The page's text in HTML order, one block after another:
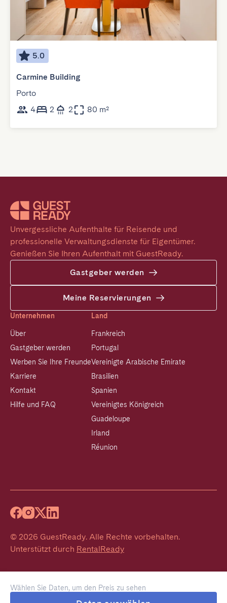
Wählen Sie Daten, um den Preis zu sehen
5.0
Carmine Building
Porto
4
2 2 80 m²
Unvergessliche Aufenthalte für Reisende und
professionelle Verwaltungsdienste für Eigentümer.
Genießen Sie Ihren Aufenthalt mit GuestReady.
Gastgeber werden
Meine Reservierungen
Unternehmen
Über
Gastgeber werden
Werben Sie Ihre Freunde
Karriere
Kontakt
Hilfe und FAQ
Land
Frankreich
Portugal
Vereinigte Arabische Emirate
Brasilien
Spanien
Vereinigtes Königreich
Guadeloupe
Irland
Réunion
© 2026 GuestReady. Alle Rechte vorbehalten.
Unterstützt durch RentalReady